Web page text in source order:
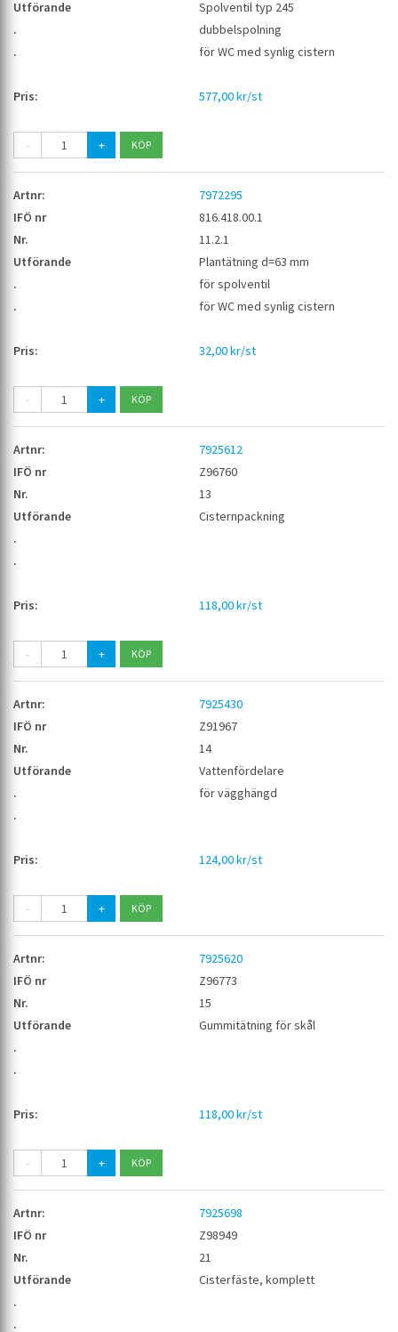
Spolventil typ 245
dubbelspolning
för WC med synlig cistern
577,00 kr/st
- +
7972295
816.418.00.1
11.2.1
Plantätning d=63 mm
för spolventil
för WC med synlig cistern
32,00 kr/st
- +
7925612
Z96760
13
Cisternpackning
118,00 kr/st
- +
7925430
Z91967
14
Vattenfördelare
för vägghängd
124,00 kr/st
- +
7925620
Z96773
15
Gummitätning för skål
118,00 kr/st
- +
7925698
Z98949
21
Cisterfäste, komplett